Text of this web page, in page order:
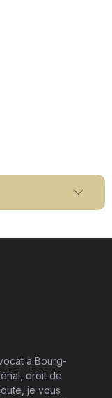
à Bourg-
droit de
je vous